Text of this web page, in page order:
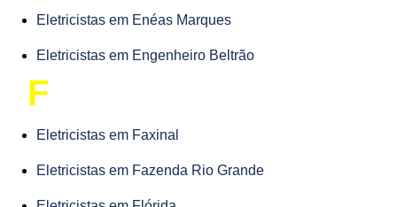
Eletricistas em Enéas Marques
Eletricistas em Engenheiro Beltrão
F
Eletricistas em Faxinal
Eletricistas em Fazenda Rio Grande